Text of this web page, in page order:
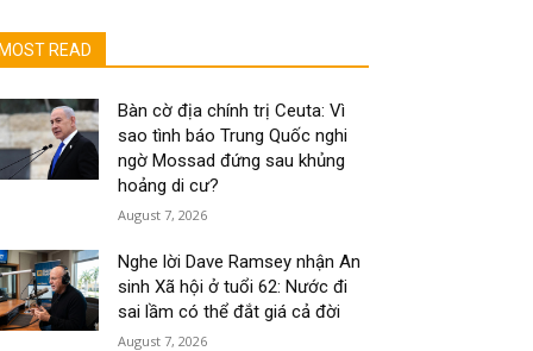
MOST READ
Bàn cờ địa chính trị Ceuta: Vì
sao tình báo Trung Quốc nghi
ngờ Mossad đứng sau khủng
hoảng di cư?
August 7, 2026
Nghe lời Dave Ramsey nhận An
sinh Xã hội ở tuổi 62: Nước đi
sai lầm có thể đắt giá cả đời
August 7, 2026